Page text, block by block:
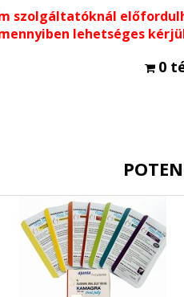
szolgáltatóknál
lehetséges
0